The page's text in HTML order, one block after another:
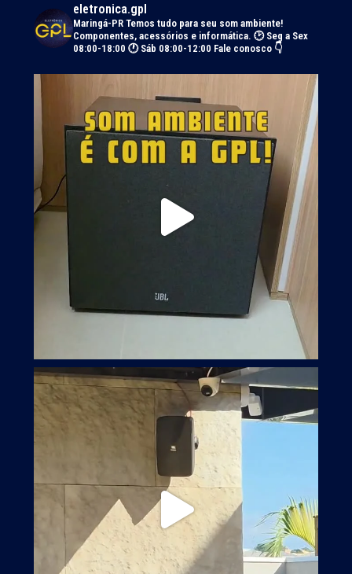
eletronica.gpl
Maringá-PRTemos tudo para seu som ambiente!
Componentes, acessórios e informática. 🕑 Seg a Sex
08:00-18:00 🕐 Sáb 08:00-12:00 Fale conosco 👇